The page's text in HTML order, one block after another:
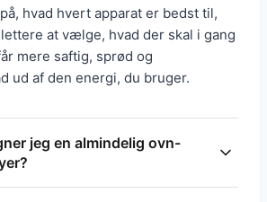
hvad hvert apparat er bedst til,
at vælge, hvad der skal i gang
mere saftig, sprød og
ud af den energi, du bruger.
jeg en almindelig ovn-